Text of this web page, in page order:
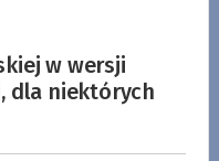
w wersji
dla niektórych